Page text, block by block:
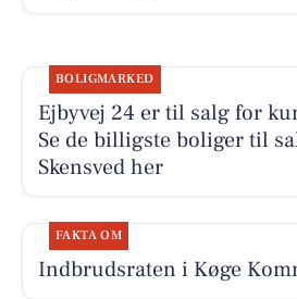
BOLIGMARKED
Ejbyvej 24 er til salg for
Se de billigste boliger til
Skensved her
FAKTA OM
Indbrudsraten i Køge